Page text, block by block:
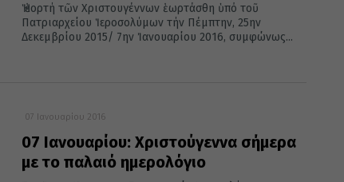
Ἡ ἑορτή τῶν Χριστουγέννων ἑωρτάσθη ὑπό τοῦ
Πατριαρχείου Ἱεροσολύμων τήν Πέμπτην, 25ην
Δεκεμβρίου 2015/ 7ην Ἰανουαρίου 2016, συμφώνως...
07 Ιανουαρίου 2016
07 Ιανουαρίου: Χριστούγεννα σήμερα
με το παλαιό ημερολόγιο